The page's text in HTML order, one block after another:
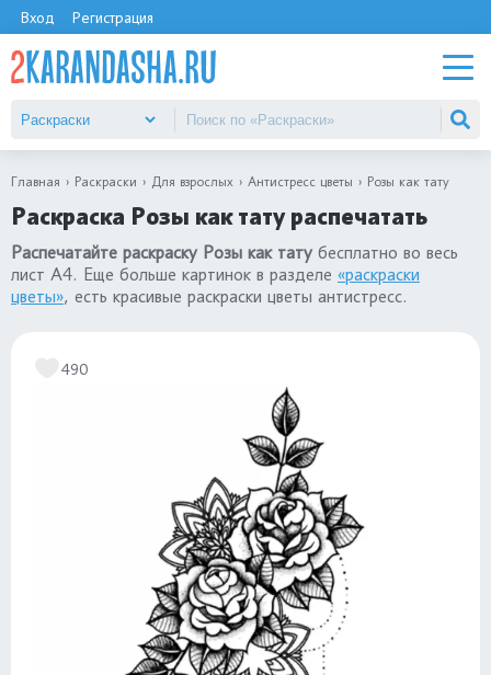
Вход Регистрация
Главная Раскраски Для взрослых Антистресс цветы Розы как тату
Раскраска Розы как тату распечатать
Распечатайте раскраску Розы как тату бесплатно во весь
лист А4. Еще больше картинок в разделе «раскраски
цветы», есть красивые раскраски цветы антистресс.
490